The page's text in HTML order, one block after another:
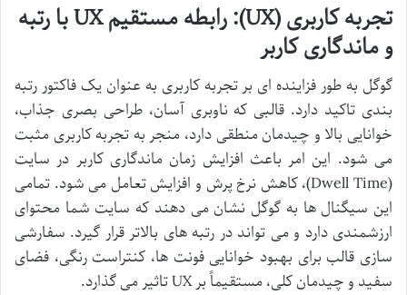
تجربه کاربری (UX): رابطه مستقیم UX با رتبه
و ماندگاری کاربر
گوگل به طور فزاینده ای بر تجربه کاربری به عنوان یک فاکتور رتبه
بندی تاکید دارد. قالبی که ناوبری آسان، طراحی بصری جذاب،
خوانایی بالا و چیدمان منطقی دارد، منجر به تجربه کاربری مثبت
می شود. این امر باعث افزایش زمان ماندگاری کاربر در سایت
(Dwell Time)، کاهش نرخ پرش و افزایش تعامل می شود. تمامی
این سیگنال ها به گوگل نشان می دهند که سایت شما محتوای
ارزشمندی دارد و می تواند در رتبه های بالاتر قرار گیرد. سفارشی
سازی قالب برای بهبود خوانایی فونت ها، کنتراست رنگی، فضای
سفید و چیدمان کلی، مستقیماً بر UX تاثیر می گذارد.